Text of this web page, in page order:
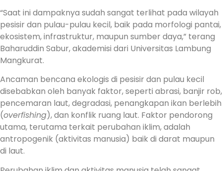
“Saat ini dampaknya sudah sangat terlihat pada wilayah
pesisir dan pulau-pulau kecil, baik pada morfologi pantai,
ekosistem, infrastruktur, maupun sumber daya,” terang
Baharuddin Sabur, akademisi dari Universitas Lambung
Mangkurat.
Ancaman bencana ekologis di pesisir dan pulau kecil
disebabkan oleh banyak faktor, seperti abrasi, banjir rob,
pencemaran laut, degradasi, penangkapan ikan berlebih
(overfishing), dan konflik ruang laut. Faktor pendorong
utama, terutama terkait perubahan iklim, adalah
antropogenik (aktivitas manusia) baik di darat maupun
di laut.